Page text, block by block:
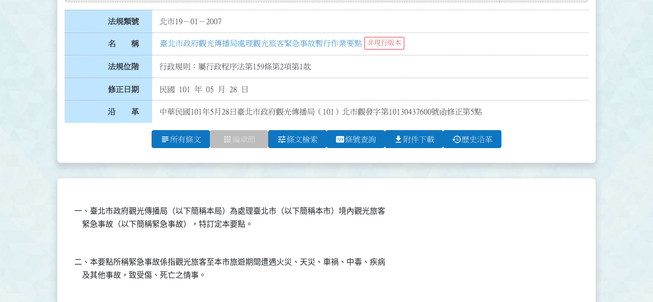
法規類號 北市19－01－2007
名 稱 臺北市政府觀光傳播局處理觀光旅客緊急事故暫行作業要點 非現行版本
法規位階 行政規則：屬行政程序法第159條第2項第1款
修正日期 民國 101 年 05 月 28 日
沿 革 中華民國101年5月28日臺北市政府觀光傳播局（101）北市觀發字第10130437600號函修正第5點
subject 所有條文 apps 編章節 tune條文檢索 pin條號查詢 file_download 附件下載 history歷史沿革
一、臺北市政府觀光傳播局（以下簡稱本局）為處理臺北市（以下簡稱本市）境內觀光旅客
二、本要點所稱緊急事故係指觀光旅客至本市旅遊期間遭遇火災、天災、車禍、中毒、疾病